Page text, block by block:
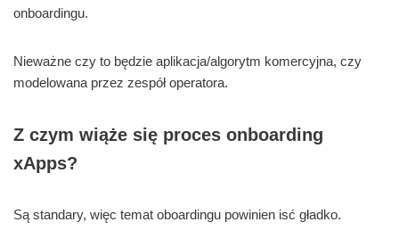
onboardingu.
Nieważne czy to będzie aplikacja/algorytm komercyjna, czy
modelowana przez zespół operatora.
Z czym wiąże się proces onboarding
xApps?
Są standary, więc temat oboardingu powinien isć gładko.